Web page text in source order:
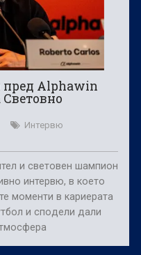
пред Alphawin
Интервю
и световен шампион
интервю, в което
моменти в кариерата
и сподели дали